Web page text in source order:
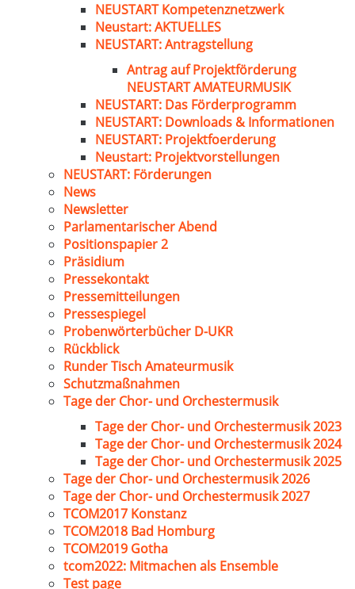
NEUSTART Kompetenznetzwerk
Neustart: AKTUELLES
NEUSTART: Antragstellung
Antrag auf Projektförderung
NEUSTART AMATEURMUSIK
NEUSTART: Das Förderprogramm
NEUSTART: Downloads & Informationen
NEUSTART: Projektfoerderung
Neustart: Projektvorstellungen
NEUSTART: Förderungen
News
Newsletter
Parlamentarischer Abend
Positionspapier 2
Präsidium
Pressekontakt
Pressemitteilungen
Pressespiegel
Probenwörterbücher D-UKR
Rückblick
Runder Tisch Amateurmusik
Schutzmaßnahmen
Tage der Chor- und Orchestermusik
Tage der Chor- und Orchestermusik 2023
Tage der Chor- und Orchestermusik 2024
Tage der Chor- und Orchestermusik 2025
Tage der Chor- und Orchestermusik 2026
Tage der Chor- und Orchestermusik 2027
TCOM2017 Konstanz
TCOM2018 Bad Homburg
TCOM2019 Gotha
tcom2022: Mitmachen als Ensemble
Test page